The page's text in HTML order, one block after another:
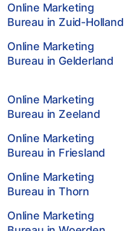
Online Marketing
Bureau in Zuid-Holland
Online Marketing
Bureau in Gelderland
Online Marketing
Bureau in Zeeland
Online Marketing
Bureau in Friesland
Online Marketing
Bureau in Thorn
Online Marketing